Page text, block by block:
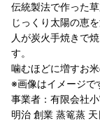
伝統製法で作った
じっくり太陽の恵
人が炭火手焼きで
す。
噛むほどに増すお
※画像はイメージで
事業者：有限会社
明治 創業 蒸篭蒸